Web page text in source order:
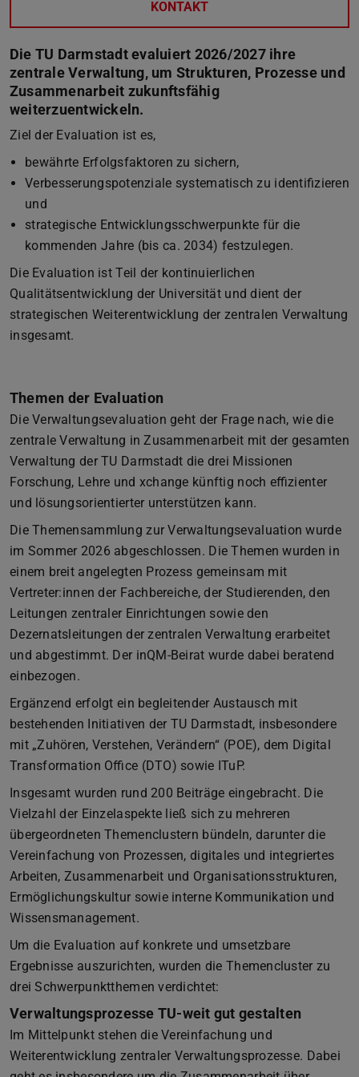
KONTAKT
Die TU Darmstadt evaluiert 2026/2027 ihre
zentrale Verwaltung, um Strukturen, Prozesse und
Zusammenarbeit zukunftsfähig
weiterzuentwickeln.
Ziel der Evaluation ist es,
bewährte Erfolgsfaktoren zu sichern,
Verbesserungspotenziale systematisch zu identifizieren
und
strategische Entwicklungsschwerpunkte für die
kommenden Jahre (bis ca. 2034) festzulegen.
Die Evaluation ist Teil der kontinuierlichen
Qualitätsentwicklung der Universität und dient der
strategischen Weiterentwicklung der zentralen Verwaltung
insgesamt.
Themen der Evaluation
Die Verwaltungsevaluation geht der Frage nach, wie die
zentrale Verwaltung in Zusammenarbeit mit der gesamten
Verwaltung der TU Darmstadt die drei Missionen
Forschung, Lehre und xchange künftig noch effizienter
und lösungsorientierter unterstützen kann.
Die Themensammlung zur Verwaltungsevaluation wurde
im Sommer 2026 abgeschlossen. Die Themen wurden in
einem breit angelegten Prozess gemeinsam mit
Vertreter:innen der Fachbereiche, der Studierenden, den
Leitungen zentraler Einrichtungen sowie den
Dezernatsleitungen der zentralen Verwaltung erarbeitet
und abgestimmt. Der inQM-Beirat wurde dabei beratend
einbezogen.
Ergänzend erfolgt ein begleitender Austausch mit
bestehenden Initiativen der TU Darmstadt, insbesondere
mit „Zuhören, Verstehen, Verändern“ (POE), dem Digital
Transformation Office (DTO) sowie ITuP.
Insgesamt wurden rund 200 Beiträge eingebracht. Die
Vielzahl der Einzelaspekte ließ sich zu mehreren
übergeordneten Themenclustern bündeln, darunter die
Vereinfachung von Prozessen, digitales und integriertes
Arbeiten, Zusammenarbeit und Organisationsstrukturen,
Ermöglichungskultur sowie interne Kommunikation und
Wissensmanagement.
Um die Evaluation auf konkrete und umsetzbare
Ergebnisse auszurichten, wurden die Themencluster zu
drei Schwerpunktthemen verdichtet:
Verwaltungsprozesse TU-weit gut gestalten
Im Mittelpunkt stehen die Vereinfachung und
Weiterentwicklung zentraler Verwaltungsprozesse. Dabei